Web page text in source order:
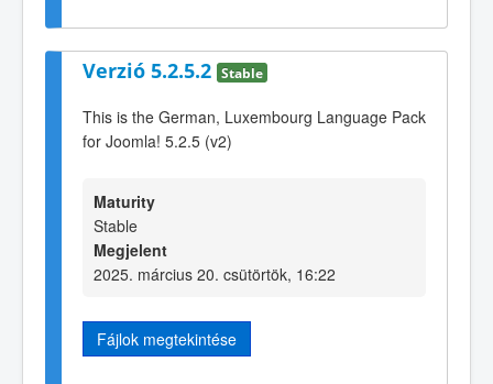
Verzió 5.2.5.2 Stable
This is the German, Luxembourg Language Pack
for Joomla! 5.2.5 (v2)
Maturity
Stable
Megjelent
2025. március 20. csütörtök, 16:22
Fájlok megtekintése